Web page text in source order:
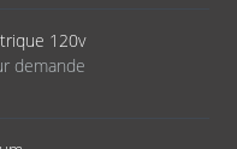
120v
demande